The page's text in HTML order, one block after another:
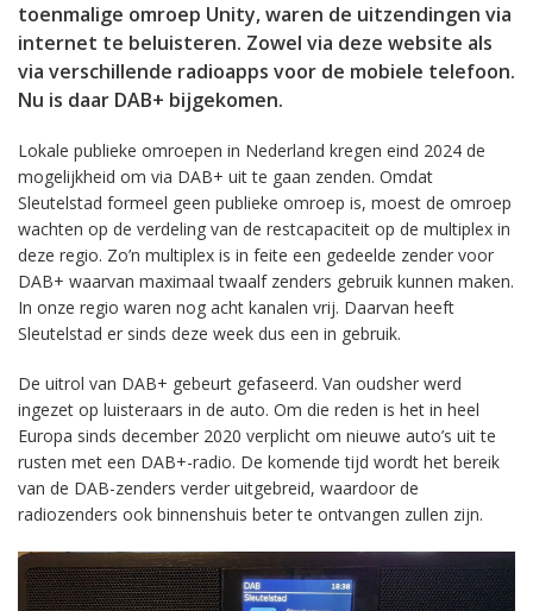
toenmalige omroep Unity, waren de uitzendingen via
internet te beluisteren. Zowel via deze website als
via verschillende radioapps voor de mobiele telefoon.
Nu is daar DAB+ bijgekomen.
Lokale publieke omroepen in Nederland kregen eind 2024 de
mogelijkheid om via DAB+ uit te gaan zenden. Omdat
Sleutelstad formeel geen publieke omroep is, moest de omroep
wachten op de verdeling van de restcapaciteit op de multiplex in
deze regio. Zo’n multiplex is in feite een gedeelde zender voor
DAB+ waarvan maximaal twaalf zenders gebruik kunnen maken.
In onze regio waren nog acht kanalen vrij. Daarvan heeft
Sleutelstad er sinds deze week dus een in gebruik.
De uitrol van DAB+ gebeurt gefaseerd. Van oudsher werd
ingezet op luisteraars in de auto. Om die reden is het in heel
Europa sinds december 2020 verplicht om nieuwe auto’s uit te
rusten met een DAB+-radio. De komende tijd wordt het bereik
van de DAB-zenders verder uitgebreid, waardoor de
radiozenders ook binnenshuis beter te ontvangen zullen zijn.